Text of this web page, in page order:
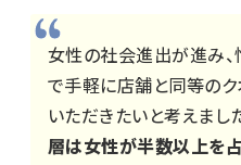
女性の社会進出が進み
で手軽に店舗と同等のク
いただきたいと考えまし
層は女性が半数以上を